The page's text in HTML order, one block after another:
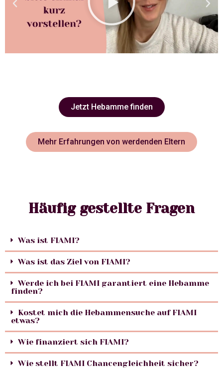
Jetzt Hebamme finden
Mehr Erfahrungen von werdenden Eltern
Häufig gestellte Fragen
Was ist FIAMI?
Was ist das Ziel von FIAMI?
Werde ich bei FIAMI garantiert eine Hebamme
finden?
Kostet mich die Hebammensuche auf FIAMI
etwas?
Wie finanziert sich FIAMI?
Wie stellt FIAMI Chancengleichheit sicher?